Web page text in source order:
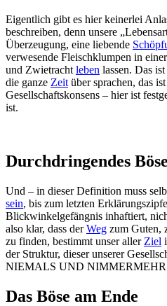
Eigentlich gibt es hier keinerlei
beschreiben, denn unsere
Überzeugung, eine liebende
verwesende Fleischklumpen in
und Zwietracht leben lassen. Das
die ganze Zeit über sprachen, das
Gesellschaftskonsens – hier ist
ist.
Durchdringendes
Und – in dieser Definition muss
sein, bis zum letzten
Blickwinkelgefängnis inhaftiert,
also klar, dass derWeg zum Guten,
zu finden, bestimmt unser aller Ziel
der Struktur, dieser unserer
NIEMALS UND
Das Böse am Ende